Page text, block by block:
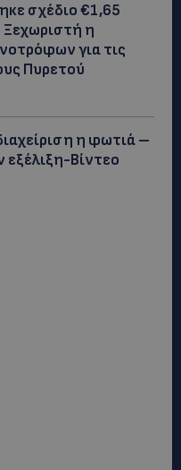
σχέδιο €1,65
Ξεχωριστή η
για τις
Πυρετού
η φωτιά –
εξέλιξη-Βίντεο